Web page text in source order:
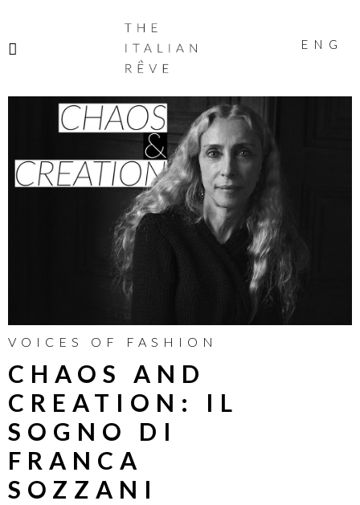
ITALIAN
RÊVE
ENG
VOICES OF FASHION
CHAOS AND
CREATION: IL
SOGNO DI
FRANCA
SOZZANI